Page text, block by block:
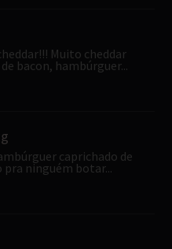
Muito cheddar
bacon, hambúrguer...
caprichado de
ninguém botar...